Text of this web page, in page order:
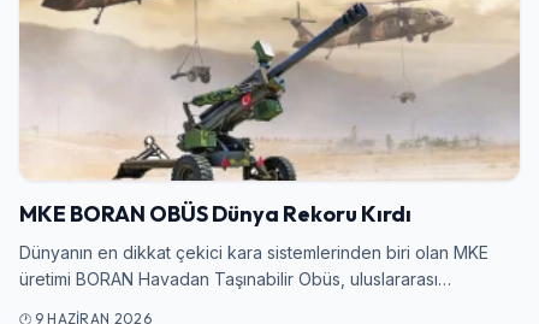
MKE BORAN OBÜS Dünya Rekoru Kırdı
Dünyanın en dikkat çekici kara sistemlerinden biri olan MKE
üretimi BORAN Havadan Taşınabilir Obüs, uluslararası…
9 HAZIRAN 2026